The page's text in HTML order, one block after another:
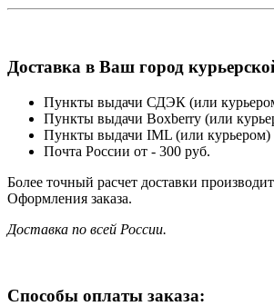
Доставка в Ваш город
Пункты выдачи СДЭК (или
Пункты выдачи Boxberry (или
Пункты выдачи IML (или курьером)
Почта России от - 300 руб.
Более точный расчет доставки
Оформления заказа.
Доставка по всей России.
Способы оплаты заказа: